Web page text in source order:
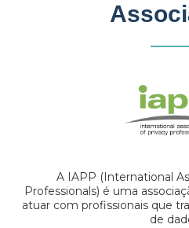
A IAPP (International
Professionals) é uma
atuar com profissionais que
de